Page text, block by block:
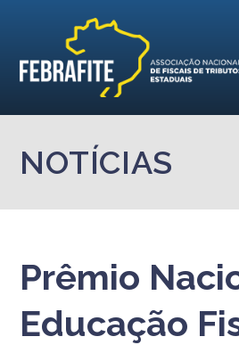
NOTÍCIAS
Prêmio
Educação